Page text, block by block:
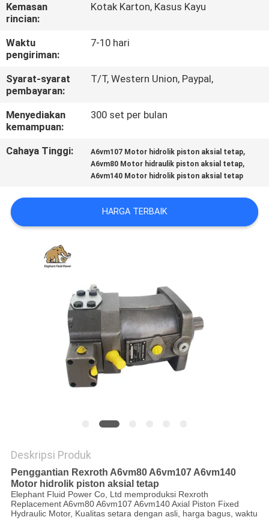
HUBUNGI
KAMI
BERITA
KASUS
SITEMAP
PRIVACY
POLICY
Kemasan
rincian:
Kotak Karton, Kasus Kayu
Waktu
pengiriman:
7-10 hari
Syarat-syarat
pembayaran:
T/T, Western Union, Paypal,
Menyediakan
kemampuan:
300 set per bulan
Cahaya Tinggi: A6vm107 Motor hidrolik piston aksial tetap,
A6vm80 Motor hidraulik piston aksial tetap,
A6vm140 Motor hidrolik piston aksial tetap
HARGA TERBAIK
Deskripsi Produk
Penggantian Rexroth A6vm80 A6vm107 A6vm140
Motor hidrolik piston aksial tetap
Elephant Fluid Power Co, Ltd memproduksi Rexroth
Replacement A6vm80 A6vm107 A6vm140 Axial Piston Fixed
Hydraulic Motor, Kualitas setara dengan asli, harga bagus, waktu